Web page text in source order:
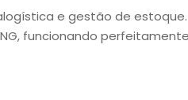
e gestão de
funcionando